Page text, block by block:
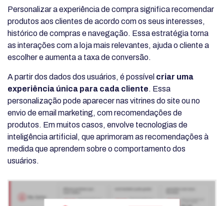
Personalizar a experiência de compra significa recomendar
produtos aos clientes de acordo com os seus interesses,
histórico de compras e navegação. Essa estratégia torna
as interações com a loja mais relevantes, ajuda o cliente a
escolher e aumenta a taxa de conversão.
A partir dos dados dos usuários, é possível criar uma
experiência única para cada cliente. Essa
personalização pode aparecer nas vitrines do site ou no
envio de email marketing, com recomendações de
produtos. Em muitos casos, envolve tecnologias de
inteligência artificial, que aprimoram as recomendações à
medida que aprendem sobre o comportamento dos
usuários.